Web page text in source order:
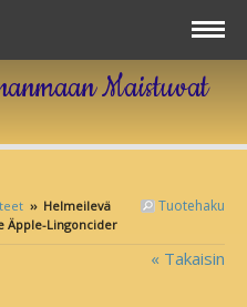
Maistuvat
Tuotehaku
›› Helmeilevä
Äpple-Lingoncider
« Takaisin